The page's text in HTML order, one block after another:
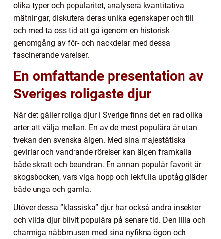
olika typer och popularitet, analysera kvantitativa
mätningar, diskutera deras unika egenskaper och till
och med ta oss tid att gå igenom en historisk
genomgång av för- och nackdelar med dessa
fascinerande varelser.
En omfattande presentation av
Sveriges roligaste djur
När det gäller roliga djur i Sverige finns det en rad olika
arter att välja mellan. En av de mest populära är utan
tvekan den svenska älgen. Med sina majestätiska
gevirlar och vandrande rörelser kan älgen framkalla
både skratt och beundran. En annan populär favorit är
skogsbocken, vars viga hopp och lekfulla upptåg gläder
både unga och gamla.
Utöver dessa ”klassiska” djur har också andra insekter
och vilda djur blivit populära på senare tid. Den lilla och
charmiga näbbmusen med sina nyfikna ögon och